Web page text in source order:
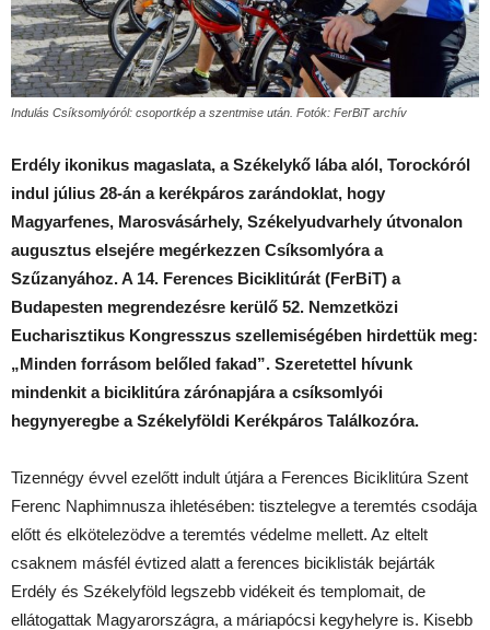
Indulás Csíksomlyóról: csoportkép a szentmise után. Fotók: FerBiT archív
Erdély ikonikus magaslata, a Székelykő lába alól, Torockóról
indul július 28-án a kerékpáros zarándoklat, hogy
Magyarfenes, Marosvásárhely, Székelyudvarhely útvonalon
augusztus elsejére megérkezzen Csíksomlyóra a
Szűzanyához. A 14. Ferences Biciklitúrát (FerBiT) a
Budapesten megrendezésre kerülő 52. Nemzetközi
Eucharisztikus Kongresszus szellemiségében hirdettük meg:
„Minden forrásom belőled fakad”. Szeretettel hívunk
mindenkit a biciklitúra zárónapjára a csíksomlyói
hegynyeregbe a Székelyföldi Kerékpáros Találkozóra.
Tizennégy évvel ezelőtt indult útjára a Ferences Biciklitúra Szent
Ferenc Naphimnusza ihletésében: tisztelegve a teremtés csodája
előtt és elkötelezödve a teremtés védelme mellett. Az eltelt
csaknem másfél évtized alatt a ferences biciklisták bejárták
Erdély és Székelyföld legszebb vidékeit és templomait, de
ellátogattak Magyarországra, a máriapócsi kegyhelyre is. Kisebb